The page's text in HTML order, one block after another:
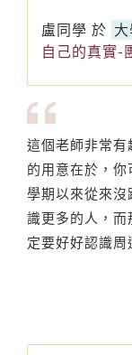
盧同學 於
自己的真實-
這個老師非常
的用意在於，
學期以來從來
識更多的人，
定要好好認識周